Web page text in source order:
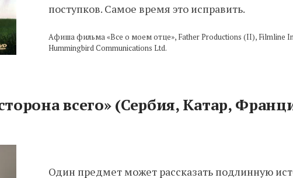
поступков. Самое время это исправить.
Афиша фильма «Все о моем отце», Father Productions (II), Filmline
Hummingbird Communications Ltd.
всего» (Сербия, Катар,
Один предмет может рассказать подлинную